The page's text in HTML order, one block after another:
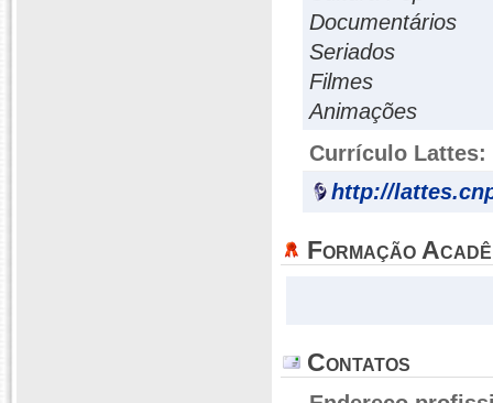
Documentários
Seriados
Filmes
Animações
Currículo Lattes:
http://
Formação
Contatos